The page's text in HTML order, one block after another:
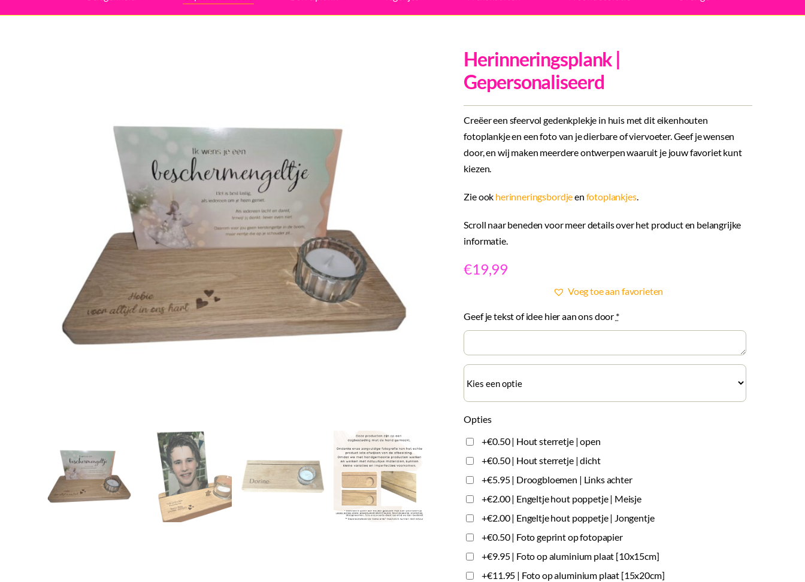
Herinneringsplank |
Gepersonaliseerd
Creëer een sfeervol gedenkplekje in huis met dit eikenhouten
fotoplankje en een foto van je dierbare of viervoeter. Geef je wensen
door, en wij maken meerdere ontwerpen waaruit je jouw favoriet kunt
kiezen.
Zie ook herinneringsbordjeen fotoplankjes.
Scroll naar beneden voor meer details over het product en belangrijke
informatie.
€19,99
Voeg toe aan favorieten
Geef je tekst of idee hier aan ons door *
Opties
+€0.50 | Hout sterretje | open
+€0.50 | Hout sterretje | dicht
+€5.95 | Droogbloemen | Links achter
+€2.00 | Engeltje hout poppetje | Meisje
+€2.00 | Engeltje hout poppetje | Jongentje
+€0.50 | Foto geprint op fotopapier
+€9.95 | Foto op aluminium plaat [10x15cm]
+€11.95 | Foto op aluminium plaat [15x20cm]